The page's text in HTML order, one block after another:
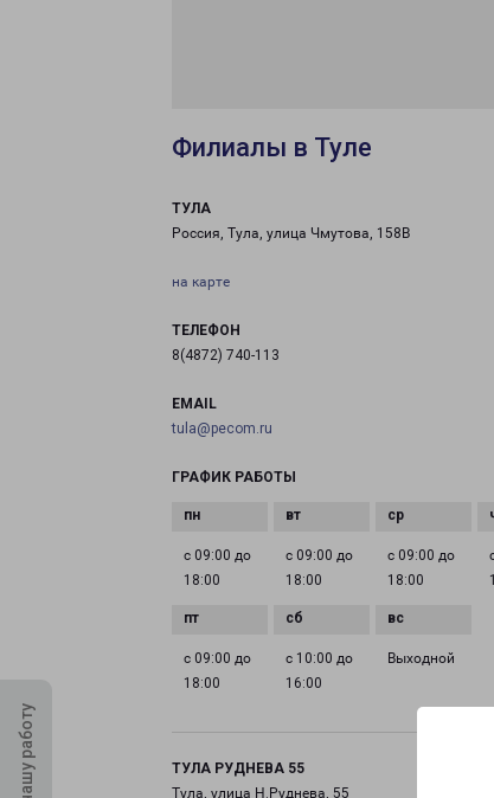
Филиалы в Туле
ТУЛА
Россия, Тула, улица Чмутова, 158В
на карте
ТЕЛЕФОН
8(4872) 740-113
EMAIL
tula@pecom.ru
ГРАФИК РАБОТЫ
с 09:00 до
18:00
с 09:00 до
18:00
с 09:00 до
18:00
с 09:00 до
18:00
с 10:00 до
16:00
Выходной
ТУЛА РУДНЕВА 55
Тула, улица Н.Руднева, 55